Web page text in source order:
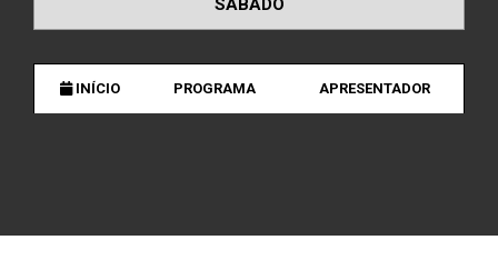
SÁBADO
INÍCIO PROGRAMA APRESENTADOR